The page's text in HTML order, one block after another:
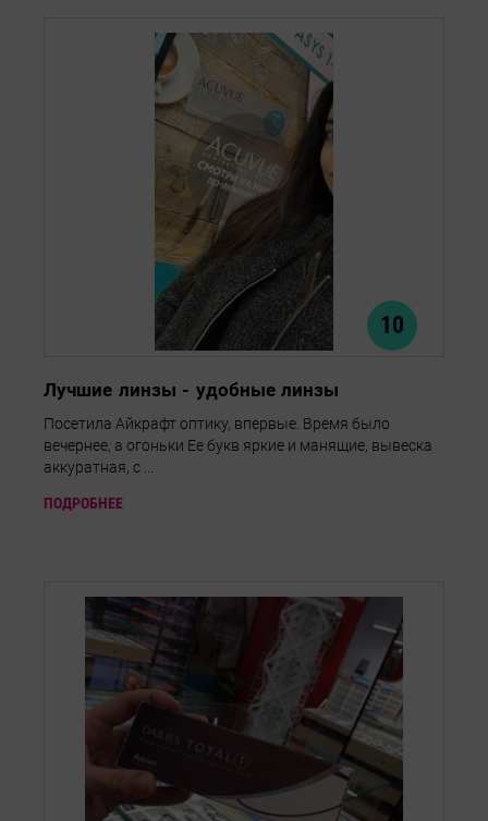
10
Лучшие линзы - удобные линзы
Посетила Айкрафт оптику, впервые. Время было
вечернее, а огоньки Ее букв яркие и манящие, вывеска
аккуратная, с ...
ПОДРОБНЕЕ